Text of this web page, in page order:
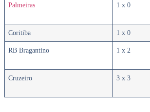
Palmeiras 1 x 0
Coritiba 1 x 0
RB Bragantino 1 x 2
Cruzeiro 3 x 3